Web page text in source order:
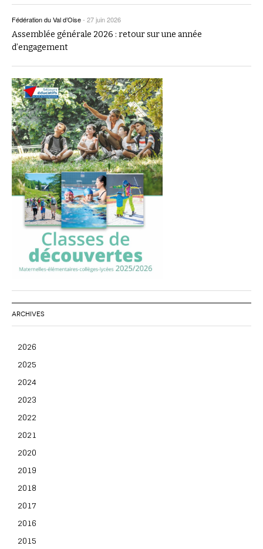
Fédération du Val d’Oise- 27 juin 2026
Assemblée générale 2026 : retour sur une année
d’engagement
ARCHIVES
2026
2025
2024
2023
2022
2021
2020
2019
2018
2017
2016
2015